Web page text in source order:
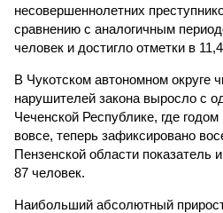
несовершеннолетних
сравнению с аналогичным
человек и достигло отметки в
В Чукотском автономном округе
нарушителей закона выросло с
Чеченской Республике, где
вовсе, теперь зафиксировано
Пензенской области показатель
87 человек.
Наибольший абсолютный